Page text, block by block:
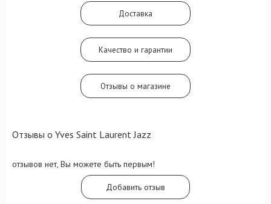
утра, хоть в разгар зажигательного вечера.
В аромат встроены акцентные мотивы
вступительного бергамота, кориандра,
гвоздики, герани и жасмина обозначат
сердечный аккорд мужского аромата Jazz.
Шлейфовое подкрепление композиции
сандалово-кедровым дуэтом.
Доставка
Качество и гарантии
Отзывы о магазине
Отзывы о Yves Saint Laurent Jazz
отзывов нет, Вы можете быть первым!
Добавить отзыв